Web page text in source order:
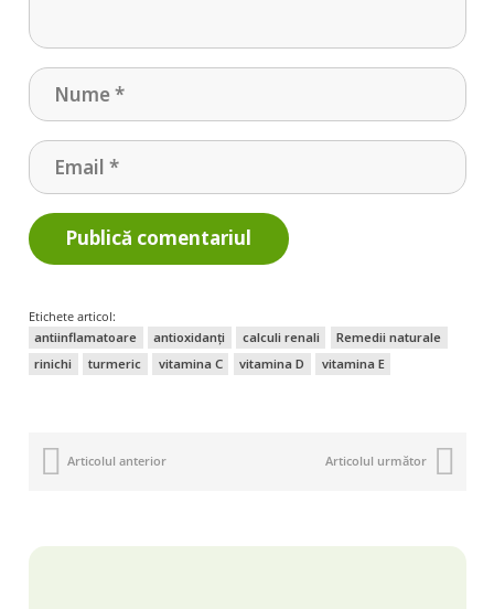
Publică comentariul
Etichete articol:
antiinflamatoare
antioxidanți calculi renali
Remedii naturale
rinichi
turmeric vitamina C vitamina D vitamina E
Articolul anterior Articolul următor